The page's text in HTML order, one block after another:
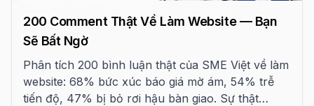
200 Comment Thật Về Làm Website — Bạn
Sẽ Bất Ngờ
Phân tích 200 bình luận thật của SME Việt về làm
website: 68% bức xúc báo giá mờ ám, 54% trễ
tiến độ, 47% bị bỏ rơi hậu bàn giao. Sự thật